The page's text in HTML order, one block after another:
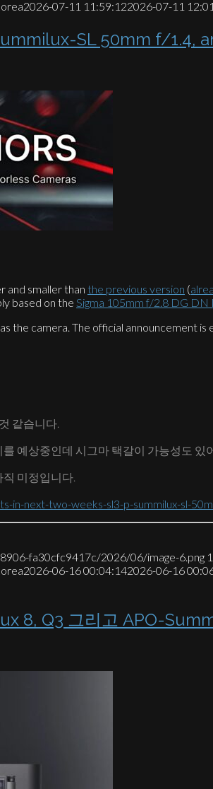
2026-07-11 11:59:122026-07-11
SL 50mm f/1.4,
and smaller than the previous version (
based on the Sigma 105mm f/2.8 DG
the camera. The official
같습니다.
예상중인데 시그마 택갈이 가능성도 있
미정입니다.
next-two-weeks-sl3-p-summilux-sl-
fa30cfc9417c/2026/06/image-6.png
2026-06-16 00:04:142026-06-16
8, Q3 그리고 APO-